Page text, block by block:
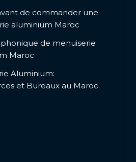
de commander une
aluminium Maroc
de menuiserie
Maroc
Aluminium:
et Bureaux au Maroc